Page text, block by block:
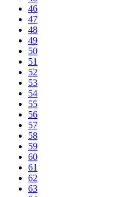
46
47
48
49
50
51
52
53
54
55
56
57
58
59
60
61
62
63